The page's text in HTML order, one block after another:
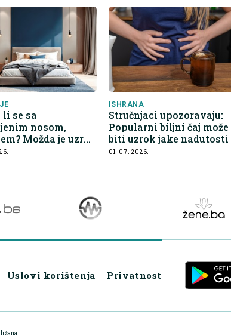
li se sa
nosom,
Možda je uzrok
krevetu
ISHRANA
Stručnjaci upozoravaju:
Popularni biljni čaj može
biti uzrok jake nadutosti
01. 07. 2026.
Uslovi korištenja Privatnost